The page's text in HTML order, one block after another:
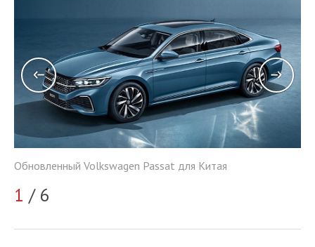
Обновленный Volkswagen Passat для Китая
1 / 6